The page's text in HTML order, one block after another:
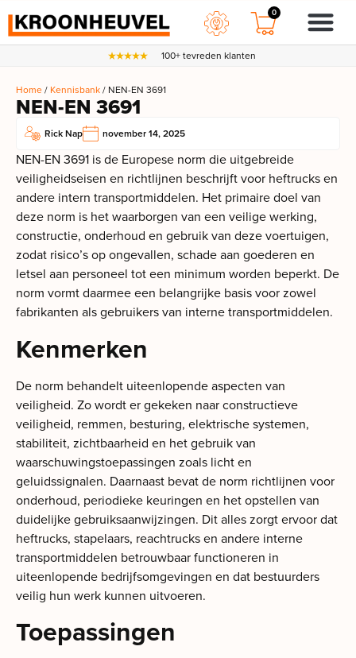
0
100+ tevreden klanten
Home/ Kennisbank/ NEN-EN 3691
NEN-EN 3691
Rick Nap november 14, 2025
NEN-EN 3691 is de Europese norm die uitgebreide
veiligheidseisen en richtlijnen beschrijft voor heftrucks en
andere intern transportmiddelen. Het primaire doel van
deze norm is het waarborgen van een veilige werking,
constructie, onderhoud en gebruik van deze voertuigen,
zodat risico’s op ongevallen, schade aan goederen en
letsel aan personeel tot een minimum worden beperkt. De
norm vormt daarmee een belangrijke basis voor zowel
fabrikanten als gebruikers van interne transportmiddelen.
Kenmerken
De norm behandelt uiteenlopende aspecten van
veiligheid. Zo wordt er gekeken naar constructieve
veiligheid, remmen, besturing, elektrische systemen,
stabiliteit, zichtbaarheid en het gebruik van
waarschuwingstoepassingen zoals licht en
geluidssignalen. Daarnaast bevat de norm richtlijnen voor
onderhoud, periodieke keuringen en het opstellen van
duidelijke gebruiksaanwijzingen. Dit alles zorgt ervoor dat
heftrucks, stapelaars, reachtrucks en andere interne
transportmiddelen betrouwbaar functioneren in
uiteenlopende bedrijfsomgevingen en dat bestuurders
veilig hun werk kunnen uitvoeren.
Toepassingen